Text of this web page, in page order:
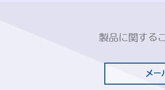
製品に関する
メー